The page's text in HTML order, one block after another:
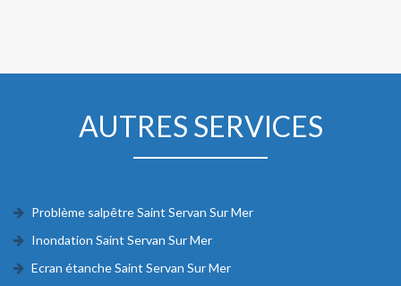
AUTRES SERVICES
Problème salpêtre Saint Servan Sur Mer
Inondation Saint Servan Sur Mer
Ecran étanche Saint Servan Sur Mer